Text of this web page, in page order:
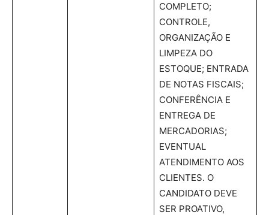
COMPLETO;
CONTROLE,
ORGANIZAÇÃO E
LIMPEZA DO
ESTOQUE; ENTRADA
DE NOTAS FISCAIS;
CONFERÊNCIA E
ENTREGA DE
MERCADORIAS;
EVENTUAL
ATENDIMENTO AOS
CLIENTES. O
CANDIDATO DEVE
SER PROATIVO,